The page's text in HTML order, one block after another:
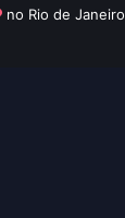
no Rio de Janeiro